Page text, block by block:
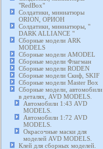
"RedBox"
Солдатики, миниатюры
ORION, ОРИОН
Солдатики, миниатюры, "
DARK ALLIANCE "
Сборные модели ARK
MODELS
Сборные модели AMODEL
Сборные модели Флагман
Сборные модели RODEN
Сборные модели Скиф, SKIF
Сборные модели Master Box
Сборные модели, автомобили
в деталях, AVD MODELS.
Автомобили 1:43 AVD
MODELS.
Автомобили 1:72 AVD
MODELS.
Окрасочные маски для
моделей AVD MODELS.
Клей для сборных моделей.